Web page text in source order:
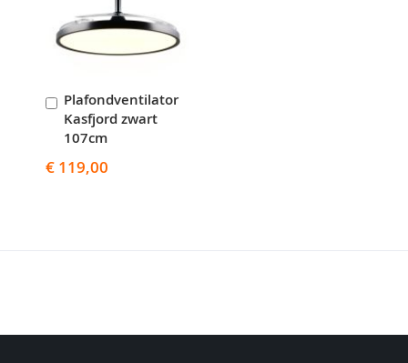
Plafondventilator
Kasfjord zwart
107cm
€ 119,00
In
Winkelwagen